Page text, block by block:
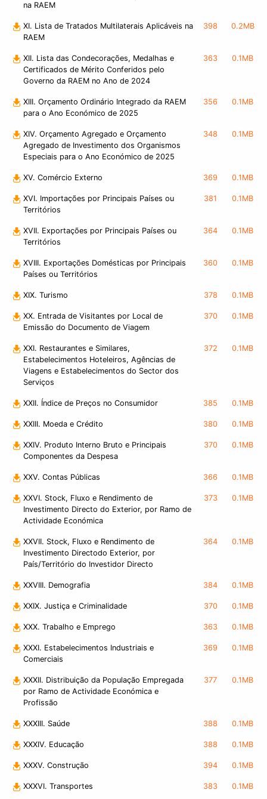
na RAEM
XI. Lista de Tratados Multilaterais Aplicáveis na
RAEM
398 0.2MB
XII. Lista das Condecorações, Medalhas e
Certificados de Mérito Conferidos pelo
Governo da RAEM no Ano de 2024
363 0.1MB
XIII. Orçamento Ordinário Integrado da RAEM
para o Ano Económico de 2025
356 0.1MB
XIV. Orçamento Agregado e Orçamento
Agregado de Investimento dos Organismos
Especiais para o Ano Económico de 2025
348 0.1MB
XV. Comércio Externo 369 0.1MB
XVI. Importações por Principais Países ou
Territórios
381 0.1MB
XVII. Exportações por Principais Países ou
Territórios
364 0.1MB
XVIII. Exportações Domésticas por Principais
Países ou Territórios
360 0.1MB
XIX. Turismo 378 0.1MB
XX. Entrada de Visitantes por Local de
Emissão do Documento de Viagem
370 0.1MB
XXI. Restaurantes e Similares,
Estabelecimentos Hoteleiros, Agências de
Viagens e Estabelecimentos do Sector dos
Serviços
372 0.1MB
XXII. Índice de Preços no Consumidor 385 0.1MB
XXIII. Moeda e Crédito 380 0.1MB
XXIV. Produto Interno Bruto e Principais
Componentes da Despesa
370 0.1MB
XXV. Contas Públicas 366 0.1MB
XXVI. Stock, Fluxo e Rendimento de
Investimento Directo do Exterior, por Ramo de
Actividade Económica
373 0.1MB
XXVII. Stock, Fluxo e Rendimento de
Investimento Directodo Exterior, por
País/Território do Investidor Directo
364 0.1MB
XXVIII. Demografia 384 0.1MB
XXIX. Justiça e Criminalidade 370 0.1MB
XXX. Trabalho e Emprego 363 0.1MB
XXXI. Estabelecimentos Industriais e
Comerciais
369 0.1MB
XXXII. Distribuição da População Empregada
por Ramo de Actividade Económica e
Profissão
377 0.1MB
XXXIII. Saúde 388 0.1MB
XXXIV. Educação 388 0.1MB
XXXV. Construção 394 0.1MB
XXXVI. Transportes 383 0.1MB